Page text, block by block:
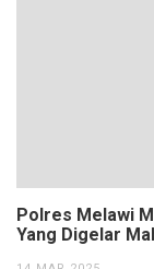
Polres Melawi
Yang Digelar